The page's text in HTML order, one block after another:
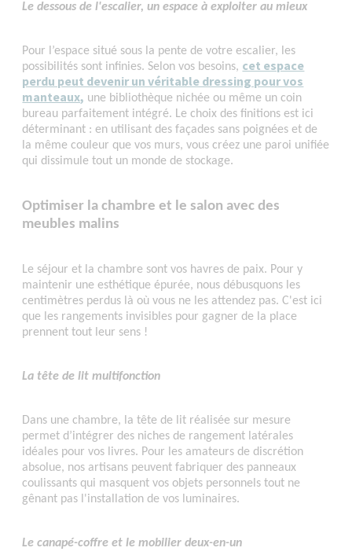
Le dessous de l'escalier, un espace à exploiter au mieux
Pour l’espace situé sous la pente de votre escalier, les
possibilités sont infinies. Selon vos besoins, cet espace
perdu peut devenir un véritable dressing pour vos
manteaux, une bibliothèque nichée ou même un coin
bureau parfaitement intégré. Le choix des finitions est ici
déterminant : en utilisant des façades sans poignées et de
la même couleur que vos murs, vous créez une paroi unifiée
qui dissimule tout un monde de stockage.
Optimiser la chambre et le salon avec des
meubles malins
Le séjour et la chambre sont vos havres de paix. Pour y
maintenir une esthétique épurée, nous débusquons les
centimètres perdus là où vous ne les attendez pas. C'est ici
que les rangements invisibles pour gagner de la place
prennent tout leur sens !
La tête de lit multifonction
Dans une chambre, la tête de lit réalisée sur mesure
permet d’intégrer des niches de rangement latérales
idéales pour vos livres. Pour les amateurs de discrétion
absolue, nos artisans peuvent fabriquer des panneaux
coulissants qui masquent vos objets personnels tout ne
gênant pas l'installation de vos luminaires.
Le canapé-coffre et le mobilier deux-en-un